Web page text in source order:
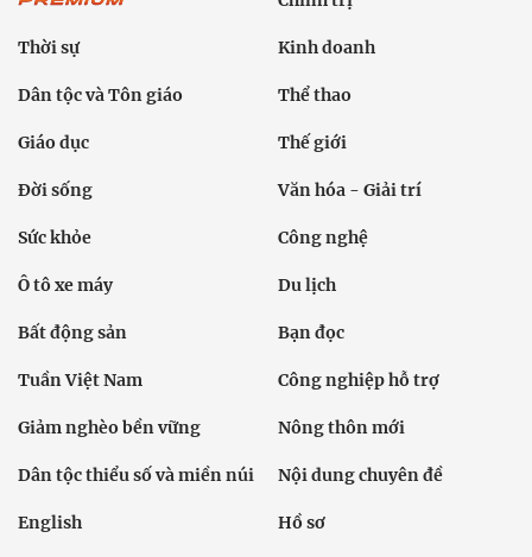
Thời sự Kinh doanh
Dân tộc và Tôn giáo Thể thao
Giáo dục Thế giới
Đời sống Văn hóa - Giải trí
Sức khỏe Công nghệ
Ô tô xe máy Du lịch
Bất động sản Bạn đọc
Tuần Việt Nam Công nghiệp hỗ trợ
Giảm nghèo bền vững Nông thôn mới
Dân tộc thiểu số và miền núi Nội dung chuyên đề
English Hồ sơ